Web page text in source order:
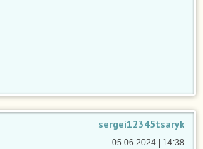
sergei12345tsaryk
05.06.2024 | 14:38